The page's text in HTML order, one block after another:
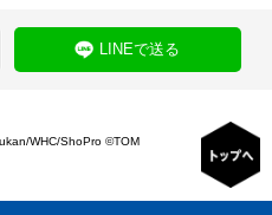
LINEで送る
WHC/ShoPro ©TOM